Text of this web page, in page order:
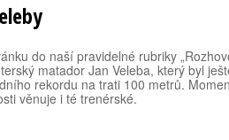
do naší pravidelné rubriky
matador Jan Veleba, který byl
rekordu na trati 100 metrů.
věnuje i té trenérské.